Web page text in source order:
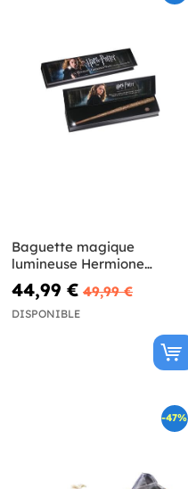
Baguette magique
lumineuse Hermione
Granger Harry Potter
44,99 € 49,99 €
DISPONIBLE
-47%